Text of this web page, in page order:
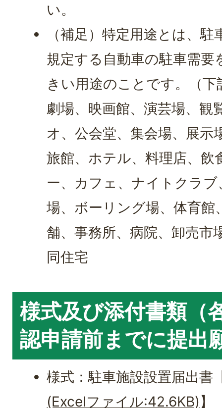
い。
（補足）特定用途とは、
規定する自動車の駐車需
きい用途のことです。（下
劇場、映画館、演芸場、観
オ、公会堂、集会場、展示
旅館、ホテル、料理店、飲
ー、カフェ、ナイトクラ
場、ボーリング場、体育館
舗、事務所、病院、卸売市
同住宅
様式及び添付書類（
認申請前までに提出
様式：駐車施設設置届出書
(Excelファイル:42.6KB)】